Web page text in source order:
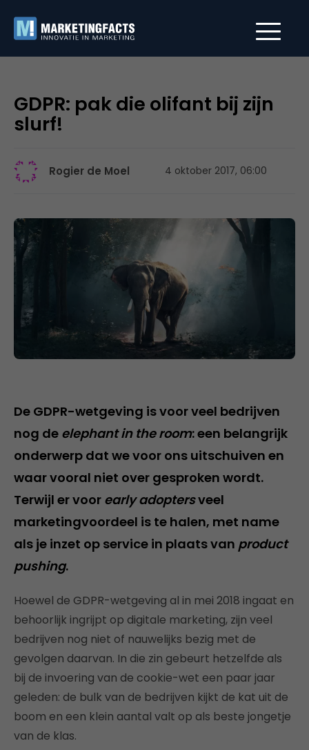
GDPR: pak die olifant bij zijn
slurf!
Rogier de Moel 4 oktober 2017, 06:00
De GDPR-wetgeving is voor veel bedrijven
nog de elephant in the room: een belangrijk
onderwerp dat we voor ons uitschuiven en
waar vooral niet over gesproken wordt.
Terwijl er voor early adoptersveel
marketingvoordeel is te halen, met name
als je inzet op service in plaats van product
pushing.
Hoewel de GDPR-wetgeving al in mei 2018 ingaat en
behoorlijk ingrijpt op digitale marketing, zijn veel
bedrijven nog niet of nauwelijks bezig met de
gevolgen daarvan. In die zin gebeurt hetzelfde als
bij de invoering van de cookie-wet een paar jaar
geleden: de bulk van de bedrijven kijkt de kat uit de
boom en een klein aantal valt op als beste jongetje
van de klas.